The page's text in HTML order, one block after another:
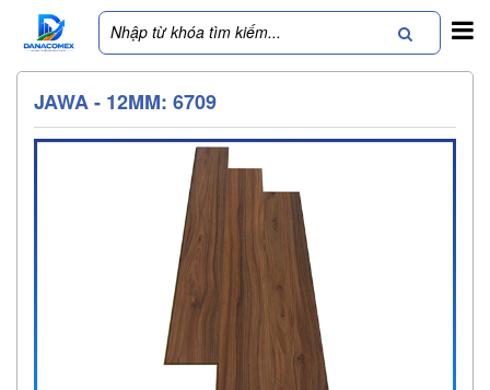
JAWA - 12MM: 6709